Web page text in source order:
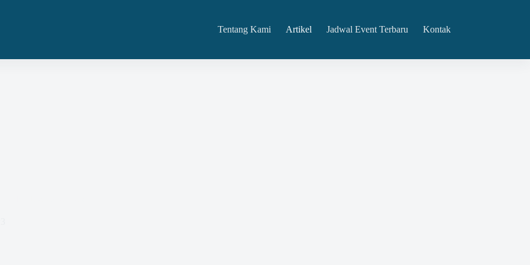
Tentang Kami Artikel Jadwal Event Terbaru Kontak